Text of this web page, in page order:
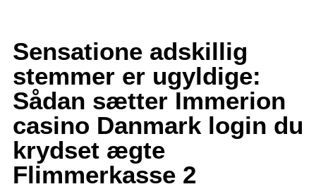
Sensatione adskillig
stemmer er ugyldige:
Sådan sætter Immerion
casino Danmark login du
krydset ægte
Flimmerkasse 2